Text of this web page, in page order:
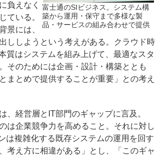
富士通のSIビジネス。システム構
築から運用・保守まで多様な製
品・サービスの組み合わせで提供
負えなく
ている。
景には、
ししようという考えがある。クラウド時
質はシステムを組み上げて、最適なスタ
そのためには企画・設計・構築ととも
まとめで提供することが重要」との考え
経営層とIT部門のギャップに言及。
は企業競争力を高めること。それに対し
は複雑化する既存システムの運用を回す
考え方に相違がある」とし、「このギャ